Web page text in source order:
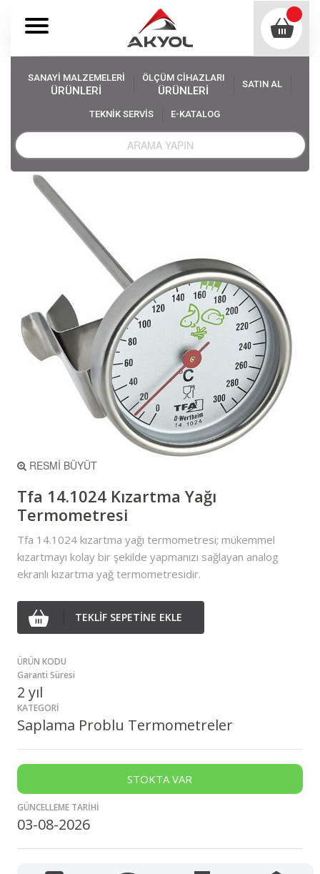
SANAYİ MALZEMELERİ
ÜRÜNLERİ
ÖLÇÜM CİHAZLARI
ÜRÜNLERİ
SATIN AL
TEKNİK SERVİS E-KATALOG
Akyol Ölçüm Cihazları
Saplama Problu Termometreler
Tfa 14.1024 Kızartma Yağı Termometresi
RESMİ BÜYÜT
Tfa 14.1024 Kızartma Yağı
Termometresi
Tfa 14.1024 kızartma yağı termometresi; mükemmel
kızartmayı kolay bir şekilde yapmanızı sağlayan analog
ekranlı kızartma yağ termometresidir.
TEKLİF SEPETİNE EKLE
ÜRÜN KODU
Garanti Süresi
2 yıl
KATEGORİ
Saplama Problu Termometreler
STOKTA VAR
GÜNCELLEME TARİHİ
03-08-2026